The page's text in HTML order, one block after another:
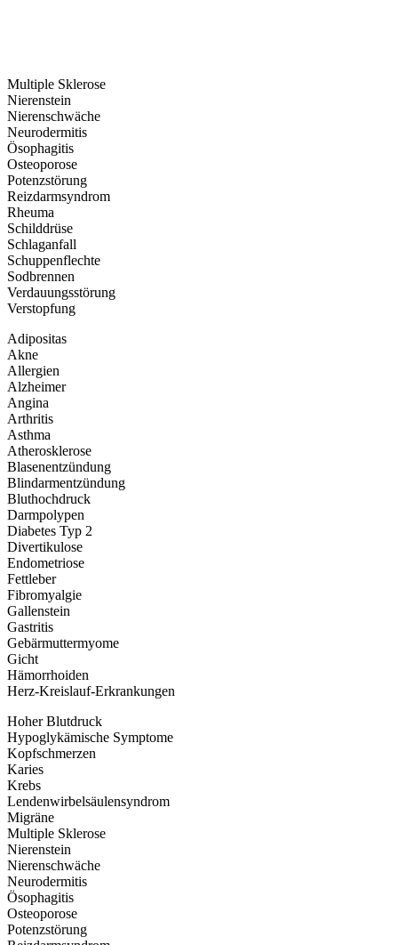
Multiple Sklerose
Nierenstein
Nierenschwäche
Neurodermitis
Ösophagitis
Osteoporose
Potenzstörung
Reizdarmsyndrom
Rheuma
Schilddrüse
Schlaganfall
Schuppenflechte
Sodbrennen
Verdauungsstörung
Verstopfung
Adipositas
Akne
Allergien
Alzheimer
Angina
Arthritis
Asthma
Atherosklerose
Blasenentzündung
Blindarm­entzündung
Bluthochdruck
Darmpolypen
Diabetes Typ 2
Divertikulose
Endometriose
Fettleber
Fibromyalgie
Gallenstein
Gastritis
Gebärmutter­myome
Gicht
Hämorrhoiden
Herz-Kreislauf-­Erkrankungen
Hoher Blutdruck
Hypoglykämische Symptome
Kopfschmerzen
Karies
Krebs
Lendenwirbel­säulensyndrom
Migräne
Multiple Sklerose
Nierenstein
Nierenschwäche
Neurodermitis
Ösophagitis
Osteoporose
Potenzstörung